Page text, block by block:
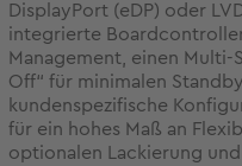
DisplayPort (eDP) oder
integrierte
Management, einen Multi-
Off“ für minimalen
kundenspezifische
für ein hohes Maß an
optionalen Lackierung